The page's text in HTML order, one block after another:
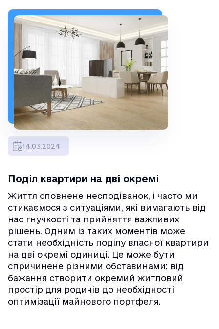
14.03.2024
Поділ квартири на дві окремі
Життя сповнене несподіванок, і часто ми
стикаємося з ситуаціями, які вимагають від
нас гнучкості та прийняття важливих
рішень. Одним із таких моментів може
стати необхідність поділу власної квартири
на дві окремі одиниці. Це може бути
спричинене різними обставинами: від
бажання створити окремий житловий
простір для родичів до необхідності
оптимізації майнового портфеля.